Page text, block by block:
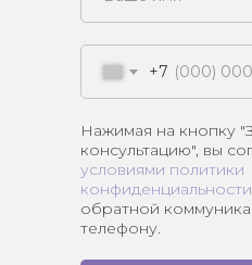
+7
Нажимая на кнопку
консультацию", вы
условиями политики
конфиденциальности
обратной
телефону.